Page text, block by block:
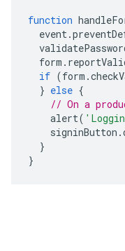
function
event .
form .
if (form .
} else {
// On a
alert(
signinButton .
}
}